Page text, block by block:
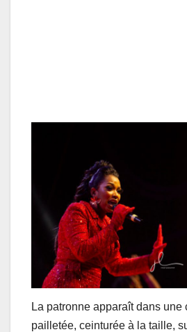
La patronne apparaît dans
pailletée, ceinturée à la taille,